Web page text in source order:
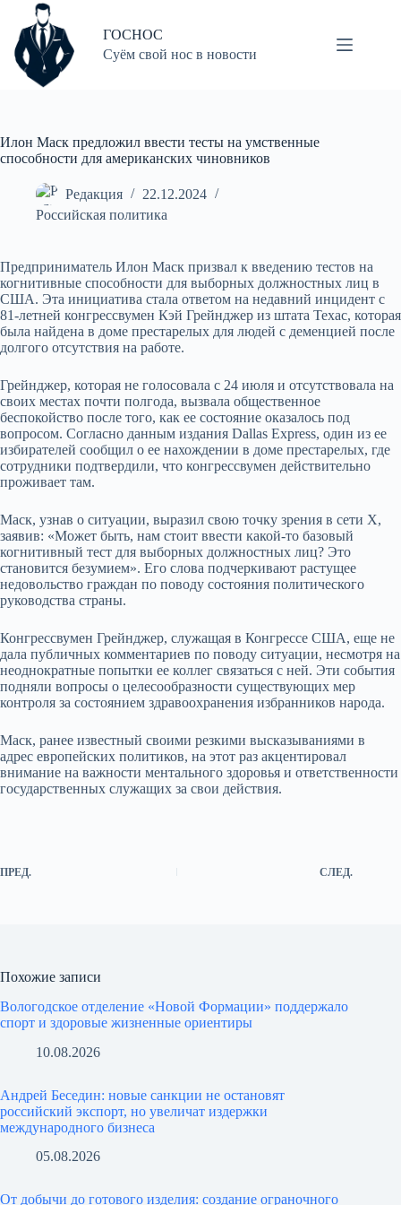
Перейти
сути
ГОСНОС
Суём свой нос в новости
Илон Маск предложил ввести тесты на умственные
способности для американских чиновников
Редакция
22.12.2024
Российская политика
Предприниматель Илон Маск призвал к введению тестов на
когнитивные способности для выборных должностных лиц в
США. Эта инициатива стала ответом на недавний инцидент с
81-летней конгрессвумен Кэй Грейнджер из штата Техас, которая
была найдена в доме престарелых для людей с деменцией после
долгого отсутствия на работе.
Грейнджер, которая не голосовала с 24 июля и отсутствовала на
своих местах почти полгода, вызвала общественное
беспокойство после того, как ее состояние оказалось под
вопросом. Согласно данным издания Dallas Express, один из ее
избирателей сообщил о ее нахождении в доме престарелых, где
сотрудники подтвердили, что конгрессвумен действительно
проживает там.
Маск, узнав о ситуации, выразил свою точку зрения в сети Х,
заявив: «Может быть, нам стоит ввести какой-то базовый
когнитивный тест для выборных должностных лиц? Это
становится безумием». Его слова подчеркивают растущее
недовольство граждан по поводу состояния политического
руководства страны.
Конгрессвумен Грейнджер, служащая в Конгрессе США, еще не
дала публичных комментариев по поводу ситуации, несмотря на
неоднократные попытки ее коллег связаться с ней. Эти события
подняли вопросы о целесообразности существующих мер
контроля за состоянием здравоохранения избранников народа.
Маск, ранее известный своими резкими высказываниями в
адрес европейских политиков, на этот раз акцентировал
внимание на важности ментального здоровья и ответственности
государственных служащих за свои действия.
ПРЕД. СЛЕД.
Похожие записи
Вологодское отделение «Новой Формации» поддержало
спорт и здоровые жизненные ориентиры
10.08.2026
Андрей Беседин: новые санкции не остановят
российский экспорт, но увеличат издержки
международного бизнеса
05.08.2026
От добычи до готового изделия: создание ограночного